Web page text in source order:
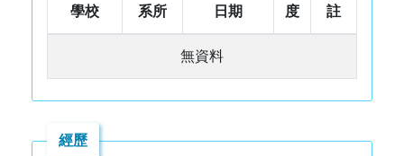
學校 系所 日期
度
註
無資料
經歷